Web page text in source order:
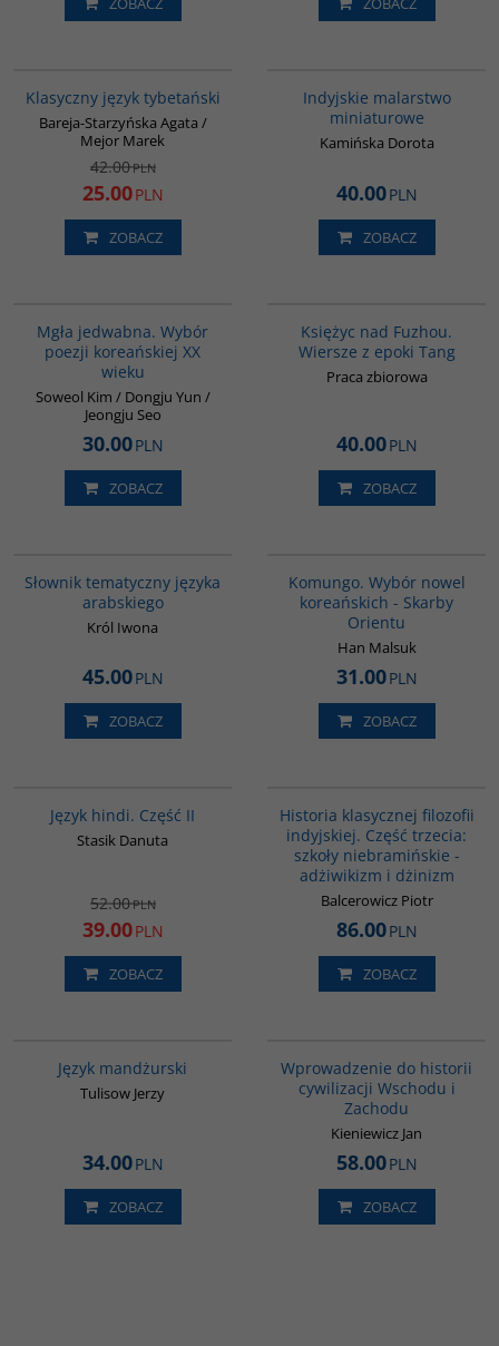
Klasyczny język tybetański
Bareja-Starzyńska Agata /
Mejor Marek
42.00PLN
25.00PLN
ZOBACZ
Indyjskie malarstwo
miniaturowe
Kamińska Dorota
40.00PLN
ZOBACZ
Mgła jedwabna. Wybór
poezji koreańskiej XX
wieku
Soweol Kim / Dongju Yun /
Jeongju Seo
30.00PLN
ZOBACZ
Księżyc nad Fuzhou.
Wiersze z epoki Tang
Praca zbiorowa
40.00PLN
ZOBACZ
Słownik tematyczny języka
arabskiego
Król Iwona
45.00PLN
ZOBACZ
Komungo. Wybór nowel
koreańskich - Skarby
Orientu
Han Malsuk
31.00PLN
ZOBACZ
Język hindi. Część II
Stasik Danuta
52.00PLN
39.00PLN
ZOBACZ
Historia klasycznej filozofii
indyjskiej. Część trzecia:
szkoły niebramińskie -
adżiwikizm i dżinizm
Balcerowicz Piotr
86.00PLN
ZOBACZ
Język mandżurski
Tulisow Jerzy
34.00PLN
ZOBACZ
Wprowadzenie do historii
cywilizacji Wschodu i
Zachodu
Kieniewicz Jan
58.00PLN
ZOBACZ